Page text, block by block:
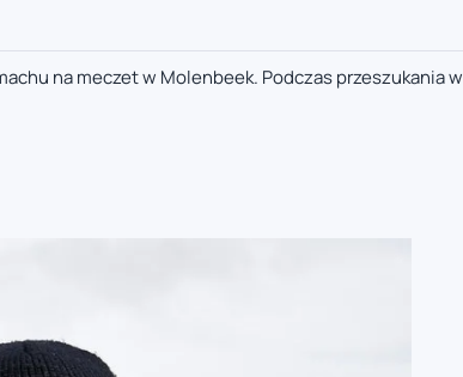
na meczet w Molenbeek. Podczas przeszukania w